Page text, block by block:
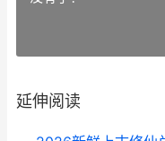
延伸阅读